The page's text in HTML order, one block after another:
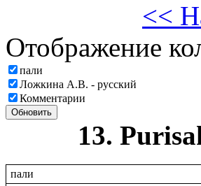
<<
Отображение
пали
Ложкина А.В. - русский
Комментарии
Обновить
13.
пали